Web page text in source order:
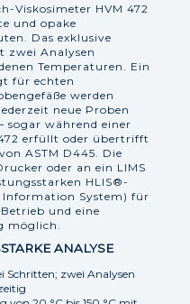
Viskosimeter HVM 472
und opake
Das exklusive
zwei Analysen
Temperaturen. Ein
für echten
werden
neue Proben
sogar während einer
erfüllt oder übertrifft
ASTM D445. Die
oder an ein LIMS
HLIS®-
System) für
und eine
möglich.
ANALYSE
Schritten; zwei Analysen